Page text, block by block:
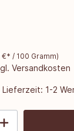
€* / 100 Gramm)
Versandkosten
1-2